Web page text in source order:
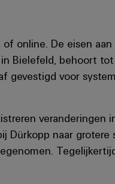
online. De eisen
Bielefeld, behoort
voor
Dürkopp naar